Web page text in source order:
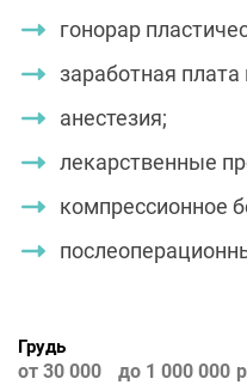
гонорар
заработная
анестезия;
лекарственные
компрессионное
Грудь
от 30 000 до 1 000 000